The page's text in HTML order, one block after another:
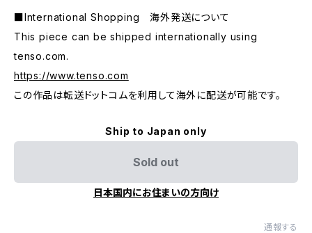
■International Shopping 海外発送について
This piece can be shipped internationally using
tenso.com.
https://www.tenso.com
この作品は転送ドットコムを利用して海外に配送が可能です。
Ship to Japan only
Sold out
日本国内にお住まいの方向け
通報する